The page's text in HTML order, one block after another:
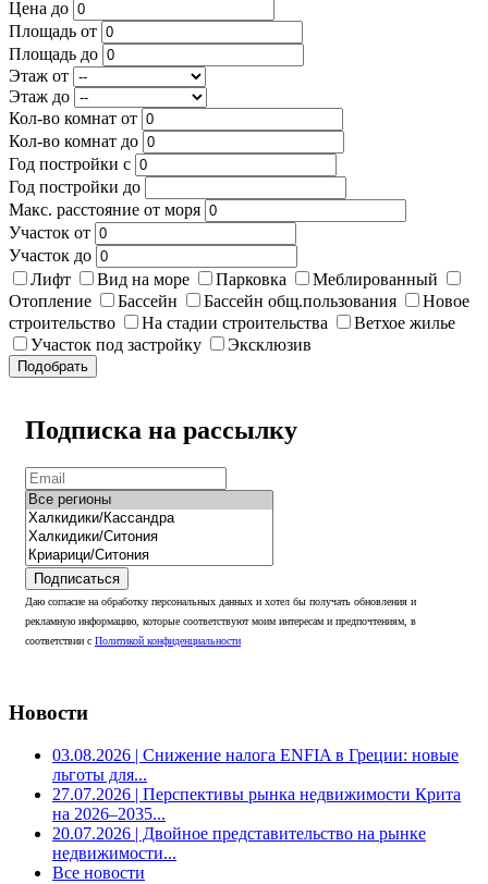
Цена до
Площадь от
Площадь до
Этаж от
Этаж до
Кол-во комнат от
Кол-во комнат до
Год постройки с
Год постройки до
Макс. расстояние от моря
Участок от
Участок до
Лифт
Вид на море Парковка
Меблированный
Отопление
Бассейн Бассейн общ.пользования
Новое
строительство
На стадии строительства
Ветхое жилье
Участок под застройку
Эксклюзив
Подобрать
Подписка на рассылку
Подписаться
Даю согласие на обработку персональных данных и хотел бы получать обновления и
рекламную информацию, которые соответствуют моим интересам и предпочтениям, в
соответствии с Политикой конфиденциальности
Новости
03.08.2026 | Снижение налога ENFIA в Греции: новые
льготы для...
27.07.2026 | Перспективы рынка недвижимости Крита
на 2026–2035...
20.07.2026 | Двойное представительство на рынке
недвижимости...
Все новости